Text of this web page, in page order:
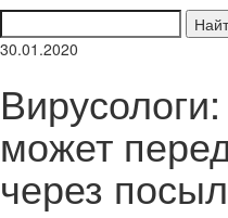
30.01.2020
может
через